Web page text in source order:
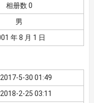
相册数 0
男
年 8 月 1 日
2017-5-30 01:49
2018-2-25 03:11